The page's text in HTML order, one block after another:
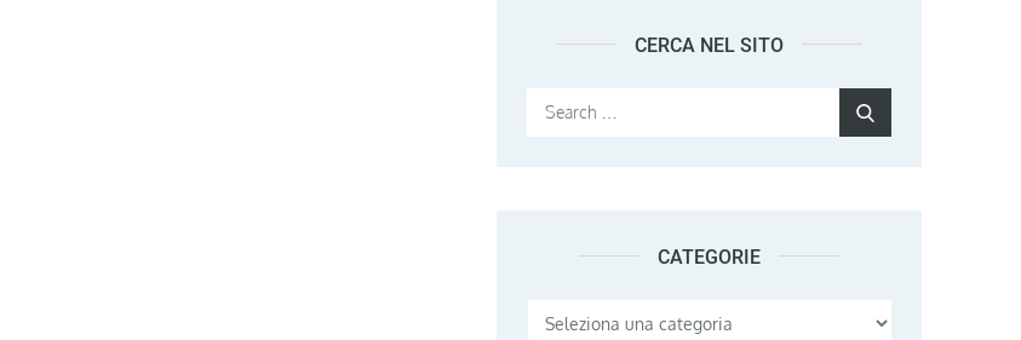
CERCA NEL SITO
Search
CATEGORIE
Categorie